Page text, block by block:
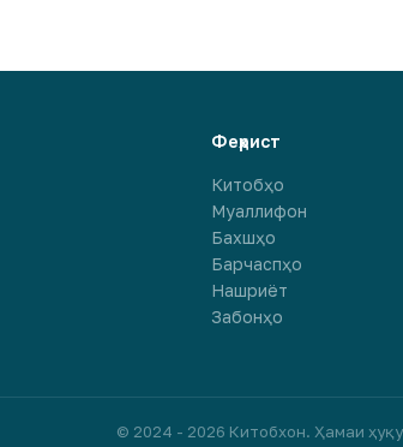
Феҳрист
Китобҳо
Муаллифон
Бахшҳо
Барчаспҳо
Нашриёт
Забонҳо
© 2024 - 2026 Китобхон. Ҳамаи